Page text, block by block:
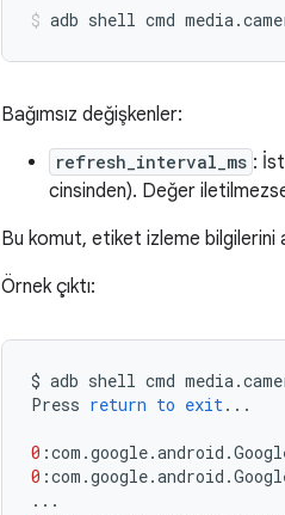
adb shell cmd
Bağımsız değişkenler:
refresh_interval_ms :
cinsinden). Değer
Bu komut, etiket izleme bilgilerini
Örnek çıktı:
$ adb shell cmd media.
Press return to exit...
0 :com .google.android .
0 :com .google.android .
...